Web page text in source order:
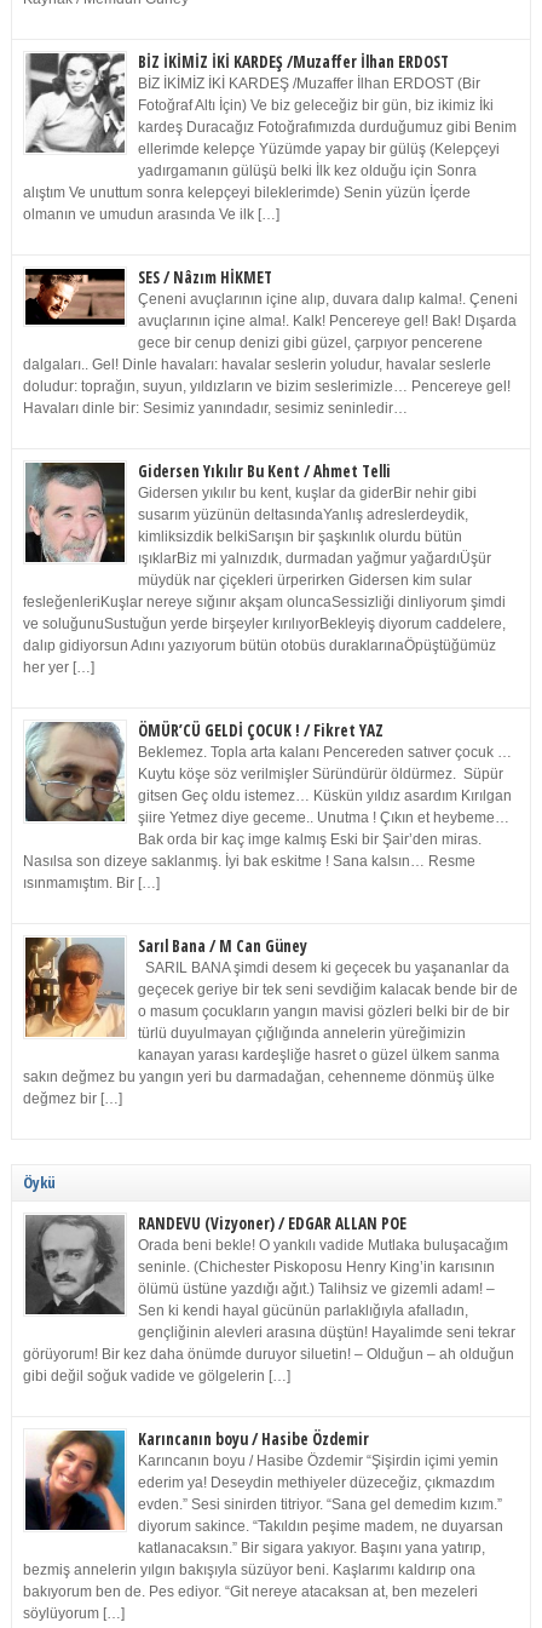
BİZ İKİMİZ İKİ KARDEŞ /Muzaffer İlhan ERDOST
BİZ İKİMİZ İKİ KARDEŞ /Muzaffer İlhan ERDOST (Bir
Fotoğraf Altı İçin) Ve biz geleceğiz bir gün, biz ikimiz İki
kardeş Duracağız Fotoğrafımızda durduğumuz gibi Benim
ellerimde kelepçe Yüzümde yapay bir gülüş (Kelepçeyi
yadırgamanın gülüşü belki İlk kez olduğu için Sonra
alıştım Ve unuttum sonra kelepçeyi bileklerimde) Senin yüzün İçerde
olmanın ve umudun arasında Ve ilk […]
SES / Nâzım HİKMET
Çeneni avuçlarının içine alıp, duvara dalıp kalma!. Çeneni
avuçlarının içine alma!. Kalk! Pencereye gel! Bak! Dışarda
gece bir cenup denizi gibi güzel, çarpıyor pencerene
dalgaları.. Gel! Dinle havaları: havalar seslerin yoludur, havalar seslerle
doludur: toprağın, suyun, yıldızların ve bizim seslerimizle… Pencereye gel!
Havaları dinle bir: Sesimiz yanındadır, sesimiz seninledir…
Gidersen Yıkılır Bu Kent / Ahmet Telli
Gidersen yıkılır bu kent, kuşlar da giderBir nehir gibi
susarım yüzünün deltasındaYanlış adreslerdeydik,
kimliksizdik belkiSarışın bir şaşkınlık olurdu bütün
ışıklarBiz mi yalnızdık, durmadan yağmur yağardıÜşür
müydük nar çiçekleri ürperirken Gidersen kim sular
fesleğenleriKuşlar nereye sığınır akşam oluncaSessizliği dinliyorum şimdi
ve soluğunuSustuğun yerde birşeyler kırılıyorBekleyiş diyorum caddelere,
dalıp gidiyorsun Adını yazıyorum bütün otobüs duraklarınaÖpüştüğümüz
her yer […]
ÖMÜR’CÜ GELDİ ÇOCUK ! / Fikret YAZ
Beklemez. Topla arta kalanı Pencereden satıver çocuk …
Kuytu köşe söz verilmişler Süründürür öldürmez. Süpür
gitsen Geç oldu istemez… Küskün yıldız asardım Kırılgan
şiire Yetmez diye geceme.. Unutma ! Çıkın et heybeme…
Bak orda bir kaç imge kalmış Eski bir Şair’den miras.
Nasılsa son dizeye saklanmış. İyi bak eskitme ! Sana kalsın… Resme
ısınmamıştım. Bir […]
Sarıl Bana / M Can Güney
SARIL BANA şimdi desem ki geçecek bu yaşananlar da
geçecek geriye bir tek seni sevdiğim kalacak bende bir de
o masum çocukların yangın mavisi gözleri belki bir de bir
türlü duyulmayan çığlığında annelerin yüreğimizin
kanayan yarası kardeşliğe hasret o güzel ülkem sanma
sakın değmez bu yangın yeri bu darmadağan, cehenneme dönmüş ülke
değmez bir […]
Öykü
RANDEVU (Vizyoner) / EDGAR ALLAN POE
Orada beni bekle! O yankılı vadide Mutlaka buluşacağım
seninle. (Chichester Piskoposu Henry King’in karısının
ölümü üstüne yazdığı ağıt.) Talihsiz ve gizemli adam! –
Sen ki kendi hayal gücünün parlaklığıyla afalladın,
gençliğinin alevleri arasına düştün! Hayalimde seni tekrar
görüyorum! Bir kez daha önümde duruyor siluetin! – Olduğun – ah olduğun
gibi değil soğuk vadide ve gölgelerin […]
Karıncanın boyu / Hasibe Özdemir
Karıncanın boyu / Hasibe Özdemir “Şişirdin içimi yemin
ederim ya! Deseydin methiyeler düzeceğiz, çıkmazdım
evden.” Sesi sinirden titriyor. “Sana gel demedim kızım.”
diyorum sakince. “Takıldın peşime madem, ne duyarsan
katlanacaksın.” Bir sigara yakıyor. Başını yana yatırıp,
bezmiş annelerin yılgın bakışıyla süzüyor beni. Kaşlarımı kaldırıp ona
bakıyorum ben de. Pes ediyor. “Git nereye atacaksan at, ben mezeleri
söylüyorum […]